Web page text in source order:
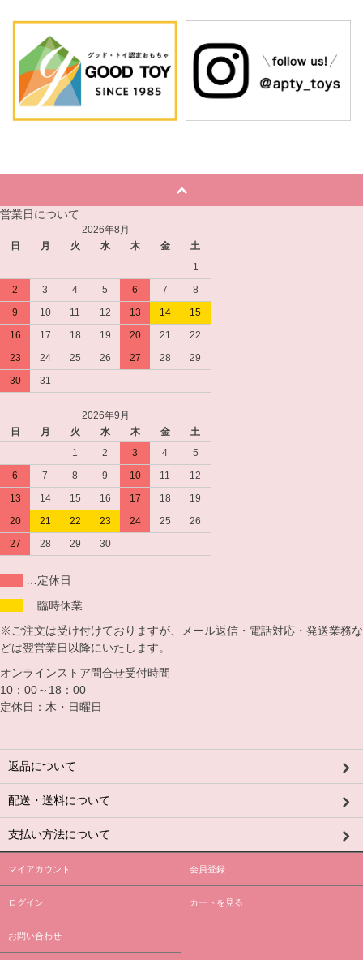
営業日について
2026年8月
日
月 火 水 木 金
土
1
2
3 4 5 6 7
8
9
10 11 12 13 14
15
16
17 18 19 20 21
22
23
24 25 26 27 28
29
30
31
2026年9月
日
月 火 水 木 金
土
1
2 3 4
5
6
7 8 9 10 11
12
13
14 15 16 17 18
19
20
21 22 23 24 25
26
27
28 29 30
…定休日
…臨時休業
※ご注文は受け付けておりますが、メール返信・電話対応・発送業務な
どは翌営業日以降にいたします。
オンラインストア問合せ受付時間
10：00～18：00
定休日：木・日曜日
返品について
配送・送料について
支払い方法について
マイアカウント 会員登録
ログイン カートを見る
お問い合わせ